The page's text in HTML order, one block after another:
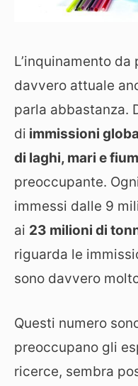
L’inquinamento
davvero attuale
parla abbastanza.
di immissioni
di laghi, mari e
preoccupante.
immessi dalle 9
ai 23 milioni di
riguarda le
sono davvero
Questi numero
preoccupano gli
ricerce, sembra